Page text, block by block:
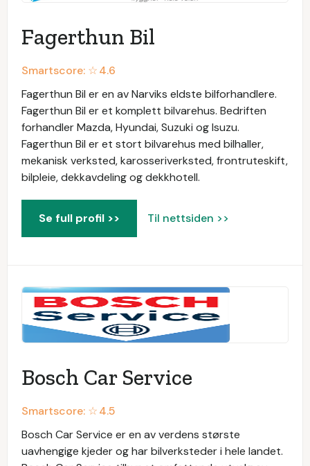
Fagerthun Bil
Smartscore: ☆4.6
Fagerthun Bil er en av Narviks eldste bilforhandlere.
Fagerthun Bil er et komplett bilvarehus. Bedriften
forhandler Mazda, Hyundai, Suzuki og Isuzu.
Fagerthun Bil er et stort bilvarehus med bilhaller,
mekanisk verksted, karosseriverksted, frontruteskift,
bilpleie, dekkavdeling og dekkhotell.
Se full profil >> Til nettsiden >>
Bosch Car Service
Smartscore: ☆4.5
Bosch Car Service er en av verdens største
uavhengige kjeder og har bilverksteder i hele landet.